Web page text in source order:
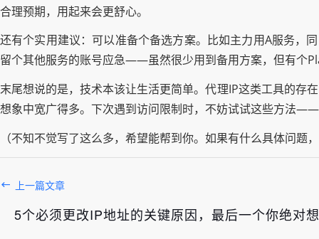
合理预期，用起来会更舒心。
还有个实用建议：可以准备个备选方案。比如主力用A服务，
留个其他服务的账号应急——虽然很少用到备用方案，但有个
末尾想说的是，技术本该让生活更简单。代理IP这类工具的存
想象中宽广得多。下次遇到访问限制时，不妨试试这些方法
（不知不觉写了这么多，希望能帮到你。如果有什么具体问题
上一篇文章
5个必须更改IP地址的关键原因，最后一个你绝对